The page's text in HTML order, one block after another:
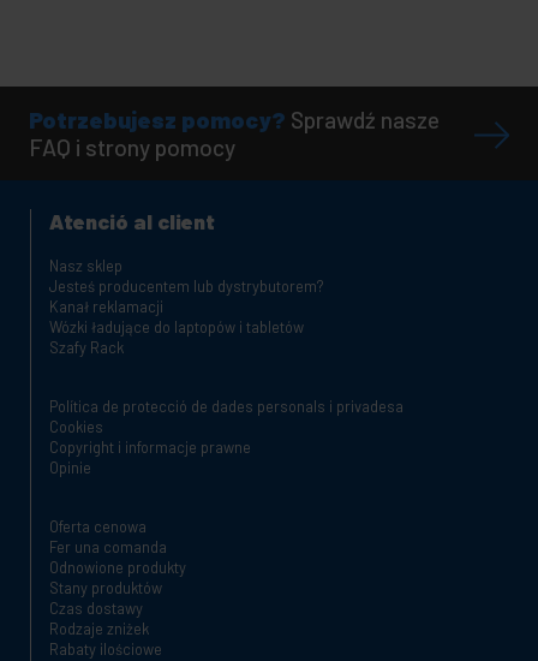
Potrzebujesz pomocy? Sprawdź nasze
FAQ i strony pomocy
Atenció al client
Nasz sklep
Jesteś producentem lub dystrybutorem?
Kanał reklamacji
Wózki ładujące do laptopów i tabletów
Szafy Rack
Política de protecció de dades personals i privadesa
Cookies
Copyright i informacje prawne
Opinie
Oferta cenowa
Fer una comanda
Odnowione produkty
Stany produktów
Czas dostawy
Rodzaje zniżek
Rabaty ilościowe